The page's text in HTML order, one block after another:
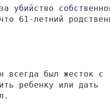
убийство
61-летний
всегда был жесток с
ребенку или дать